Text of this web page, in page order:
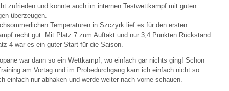
zufrieden und konnte auch im internen Testwettkampf mit guten
überzeugen.
Temperaturen in Szczyrk lief es für den ersten
recht gut. Mit Platz 7 zum Auftakt und nur 3,4 Punkten Rückstand
4 war es ein guter Start für die Saison.
war dann so ein Wettkampf, wo einfach gar nichts ging! Schon
am Vortag und im Probedurchgang kam ich einfach nicht so
einfach nur abhaken und werde weiter nach vorne schauen.